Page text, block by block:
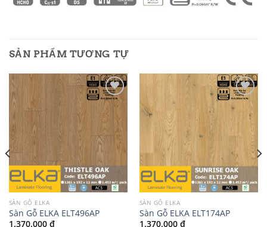
SẢN PHẨM TƯƠNG TỰ
Add to
wishlist
SÀN GỖ ELKA
Sàn Gỗ ELKA ELT496AP
1.370.000 ₫
Add to
wishlist
SÀN GỖ ELKA
Sàn Gỗ ELKA ELT174AP
1.370.000 ₫